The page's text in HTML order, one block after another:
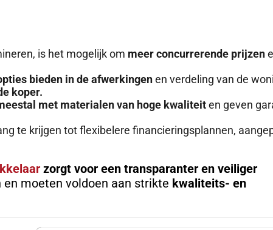
is het mogelijk om meer concurrerende prijzen
bieden in de afwerkingenen verdeling van de
koper.
met materialen van hoge kwaliteiten geven
te krijgen tot flexibelere financieringsplannen,
zorgt voor een transparanter en veiliger
moeten voldoen aan strikte kwaliteits- en